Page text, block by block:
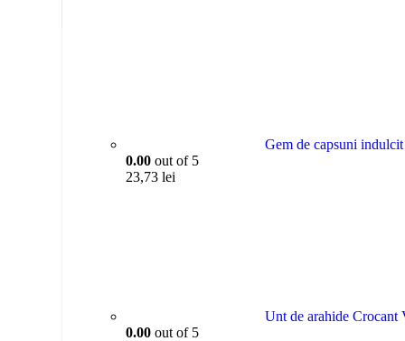
Gem de capsuni
0.00 out of 5
23,73 lei
Unt de arahide
0.00 out of 5